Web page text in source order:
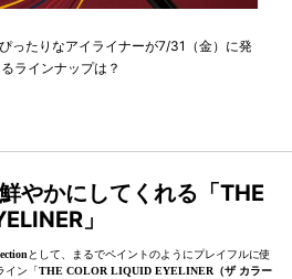
ったりなアイライナーが7/31（金）に発
ラインナップは？
やかにしてくれる「THE
」
として、まるでペイントのようにプレイフルに使
イン「THE COLOR LIQUID EYELINER（ザ カラー